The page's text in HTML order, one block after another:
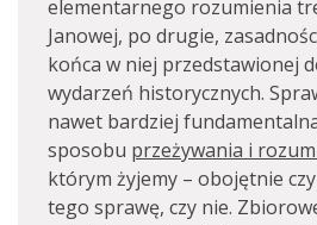
elementarnego rozumienia
Janowej, po drugie,
końca w niej przedstawionej
wydarzeń historycznych.
nawet bardziej
sposobu przeżywania i
którym żyjemy – obojętnie
tego sprawę, czy nie.